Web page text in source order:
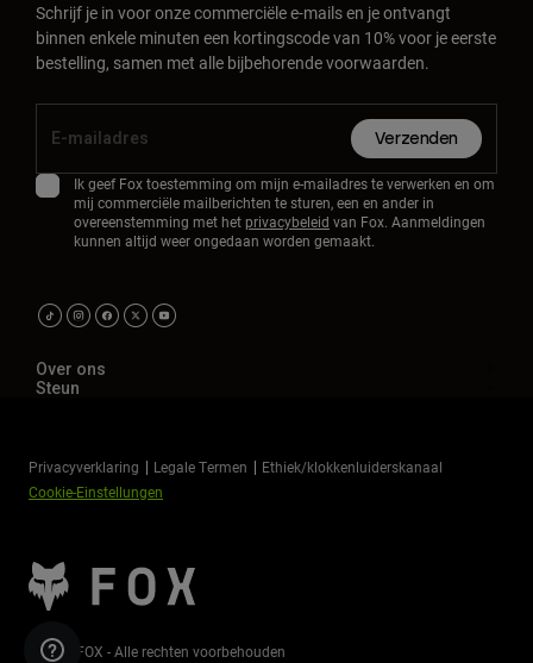
Schrijf je in voor onze commerciële e-mails en je ontvangt
binnen enkele minuten een kortingscode van 10% voor je eerste
bestelling, samen met alle bijbehorende voorwaarden.
Verzenden
Ik geef Fox toestemming om mijn e-mailadres te verwerken en om
mij commerciële mailberichten te sturen, een en ander in
overeenstemming met het privacybeleid van Fox. Aanmeldingen
kunnen altijd weer ongedaan worden gemaakt.
Over ons
Steun
Privacyverklaring Legale Termen
Ethiek/klokkenluiderskanaal
Cookie-Einstellungen
©2026 FOX - Alle rechten voorbehouden